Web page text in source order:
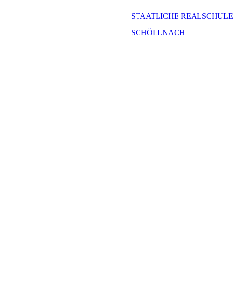
STAATLICHE REALSCHULE
SCHÖLLNACH